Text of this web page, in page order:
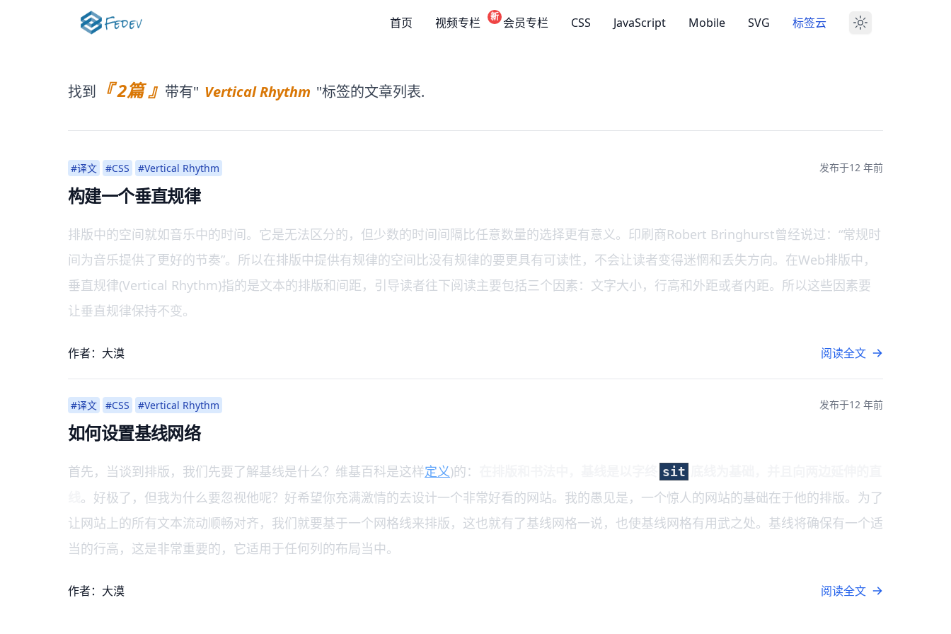
首页 视频专栏 新 会员专栏 CSS JavaScript Mobile SVG 标签云
找到 『 2篇 』 带有" Vertical Rhythm "标签的文章列表.
#译文 #CSS #Vertical Rhythm 发布于12 年前
构建一个垂直规律
排版中的空间就如音乐中的时间。它是无法区分的，但少数的时间间隔比任意数量的选择更有意义。印刷商Robert Bringhurst曾经说过：“常规时
间为音乐提供了更好的节奏”。所以在排版中提供有规律的空间比没有规律的要更具有可读性，不会让读者变得迷惘和丢失方向。在Web排版中，
垂直规律(Vertical Rhythm)指的是文本的排版和间距，引导读者往下阅读主要包括三个因素：文字大小，行高和外距或者内距。所以这些因素要
让垂直规律保持不变。
作者：大漠 阅读全文
#译文 #CSS #Vertical Rhythm 发布于12 年前
如何设置基线网络
首先，当谈到排版，我们先要了解基线是什么？维基百科是这样定义)的： sit
。好极了，但我为什么要忽视他呢？好希望你充满激情的去设计一个非常好看的网站。我的愚见是，一个惊人的网站的基础在于他的排版。为了
让网站上的所有文本流动顺畅对齐，我们就要基于一个网格线来排版，这也就有了基线网格一说，也使基线网格有用武之处。基线将确保有一个适
当的行高，这是非常重要的，它适用于任何列的布局当中。
作者：大漠 阅读全文